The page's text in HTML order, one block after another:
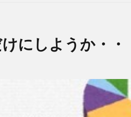
にしようか・・
PC グリグリ画像 マレーシア動画